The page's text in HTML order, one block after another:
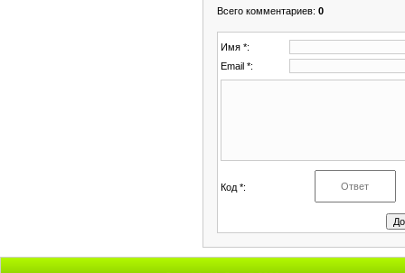
Всего комментариев: 0
Имя *:
Email *:
Код *: